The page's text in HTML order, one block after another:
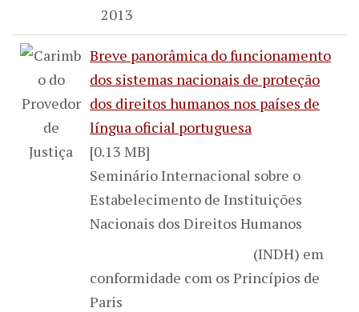
2013
Breve panorâmica do funcionamento
dos sistemas nacionais de proteção
dos direitos humanos nos países de
língua oficial portuguesa
[0.13 MB]
Seminário Internacional sobre o
Estabelecimento de Instituições
Nacionais dos Direitos Humanos
(INDH) em
conformidade com os Princípios de
Paris